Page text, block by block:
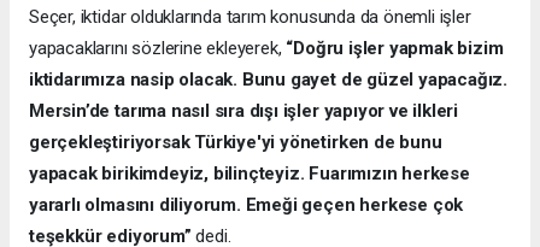
Seçer, iktidar olduklarında tarım konusunda da önemli işler
yapacaklarını sözlerine ekleyerek, “Doğru işler yapmak bizim
iktidarımıza nasip olacak. Bunu gayet de güzel yapacağız.
Mersin’de tarıma nasıl sıra dışı işler yapıyor ve ilkleri
gerçekleştiriyorsak Türkiye'yi yönetirken de bunu
yapacak birikimdeyiz, bilinçteyiz. Fuarımızın herkese
yararlı olmasını diliyorum. Emeği geçen herkese çok
teşekkür ediyorum”dedi.